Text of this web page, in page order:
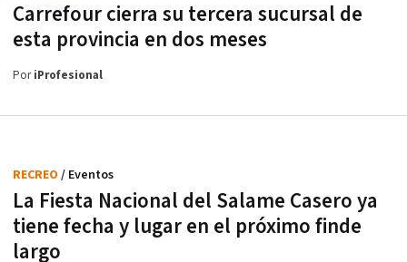
Carrefour cierra su tercera sucursal de
esta provincia en dos meses
PoriProfesional
La Fiesta Nacional del Salame Casero ya
tiene fecha y lugar en el próximo finde
largo
RECREO / Eventos